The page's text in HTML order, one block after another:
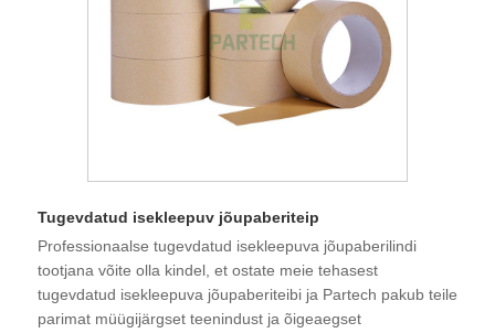
Tugevdatud isekleepuv jõupaberiteip
Professionaalse tugevdatud isekleepuva jõupaberilindi
tootjana võite olla kindel, et ostate meie tehasest
tugevdatud isekleepuva jõupaberiteibi ja Partech pakub teile
parimat müügijärgset teenindust ja õigeaegset